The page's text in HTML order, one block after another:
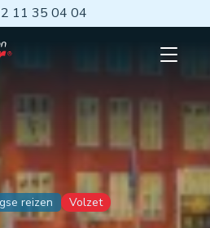
11 35 04 04
Open
reizen Volzet